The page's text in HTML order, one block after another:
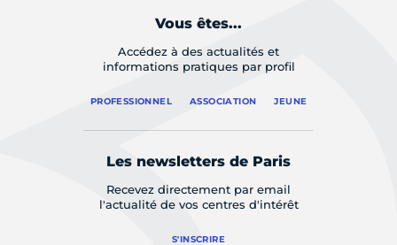
Vous êtes...
Accédez à des actualités et
informations pratiques par profil
PROFESSIONNEL ASSOCIATION JEUNE
Les newsletters de Paris
Recevez directement par email
l'actualité de vos centres d'intérêt
S'INSCRIRE